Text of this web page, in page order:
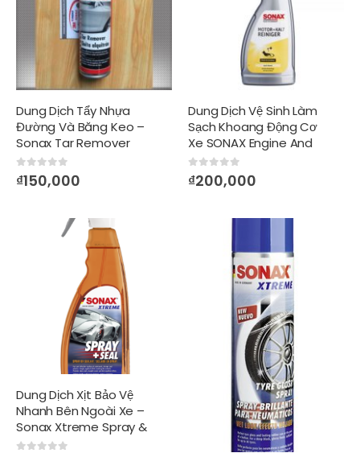
Dung Dịch Tẩy Nhựa
Đường Và Băng Keo –
Sonax Tar Remover
0out of 5
₫150,000
Dung Dịch Vệ Sinh Làm
Sạch Khoang Động Cơ
Xe SONAX Engine And
Cold Cleaner
0out of 5
₫200,000
Dung Dịch Xịt Bảo Vệ
Nhanh Bên Ngoài Xe –
Sonax Xtreme Spray &
Seal